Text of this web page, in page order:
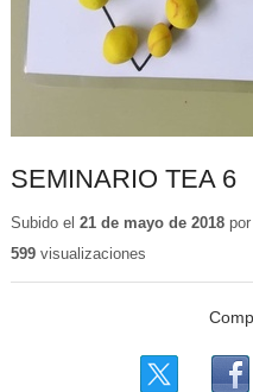
SEMINARIO TEA 6
Subido el 21 de mayo de 2018por
599visualizaciones